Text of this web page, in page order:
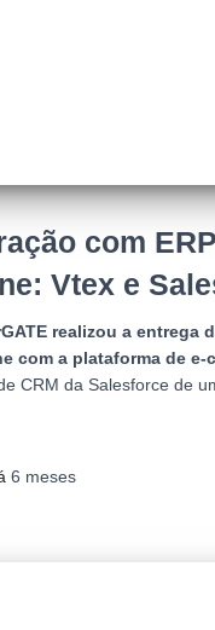
com
Vtex e
realizou a entrega
com a plataforma de e-
CRM da Salesforce de
6 meses